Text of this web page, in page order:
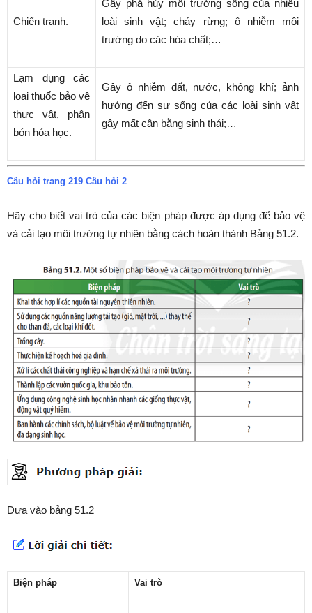
Chiến tranh.
Gây phá hủy môi trường sống của nhiều
loài sinh vật; cháy rừng; ô nhiễm môi
trường do các hóa chất;…
Lạm dụng các
loại thuốc bảo vệ
thực vật, phân
bón hóa học.
Gây ô nhiễm đất, nước, không khí; ảnh
hưởng đến sự sống của các loài sinh vật
gây mất cân bằng sinh thái;…
Câu hỏi trang 219 Câu hỏi 2
Hãy cho biết vai trò của các biện pháp được áp dụng để bảo vệ
và cải tạo môi trường tự nhiên bằng cách hoàn thành Bảng 51.2.
Dựa vào bảng 51.2
Biện pháp Vai trò